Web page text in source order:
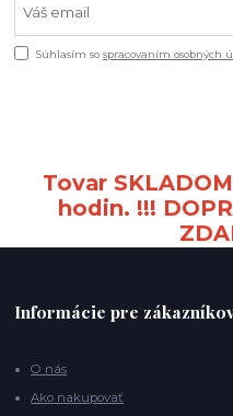
Súhlasím sospracovaním osobných
Tovar
hodin. !!!
Informácie pre
O nás
Ako nakupovať